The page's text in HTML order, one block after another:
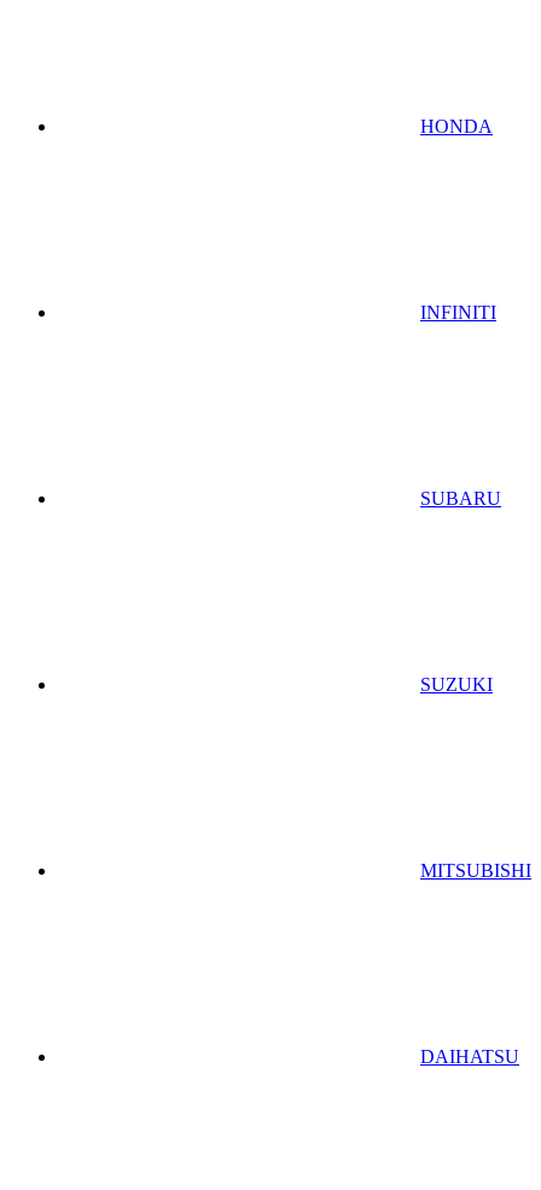
HONDA
INFINITI
SUBARU
SUZUKI
MITSUBISHI
DAIHATSU